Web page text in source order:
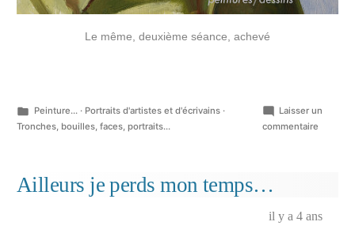
Le même, deuxième séance, achevé
Publié
dans
Peinture... · Portraits d'artistes et d'écrivains·
Tronches, bouilles, faces, portraits...
Laisser un
commentairesur
Ailleurs je perds mon temps…
il y a 4 ans